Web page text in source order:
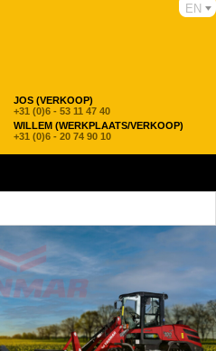
JOS (VERKOOP)
+31 (0)6 - 53 11 47 40
WILLEM (WERKPLAATS/VERKOOP)
+31 (0)6 - 20 74 90 10
EN